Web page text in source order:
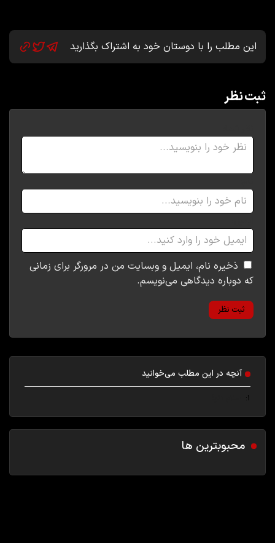
این مطلب را با دوستان خود به اشتراک بگذارید
ثبت نظر
ذخیره نام، ایمیل و وبسایت من در مرورگر برای زمانی
که دوباره دیدگاهی می‌نویسم.
آنچه در این مطلب می‌خوانید
1
محبوبترین ها